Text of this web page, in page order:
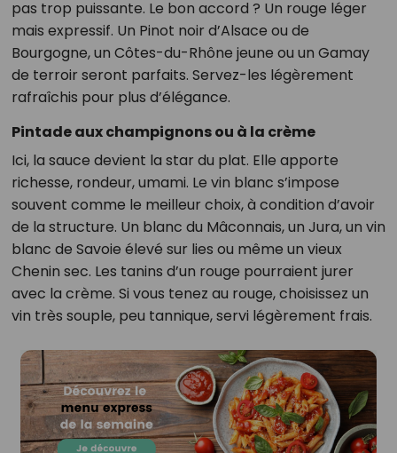
pas trop puissante. Le bon accord ? Un rouge léger
mais expressif. Un Pinot noir d’Alsace ou de
Bourgogne, un Côtes-du-Rhône jeune ou un Gamay
de terroir seront parfaits. Servez-les légèrement
rafraîchis pour plus d’élégance.
Pintade aux champignons ou à la crème
Ici, la sauce devient la star du plat. Elle apporte
richesse, rondeur, umami. Le vin blanc s’impose
souvent comme le meilleur choix, à condition d’avoir
de la structure. Un blanc du Mâconnais, un Jura, un vin
blanc de Savoie élevé sur lies ou même un vieux
Chenin sec. Les tanins d’un rouge pourraient jurer
avec la crème. Si vous tenez au rouge, choisissez un
vin très souple, peu tannique, servi légèrement frais.